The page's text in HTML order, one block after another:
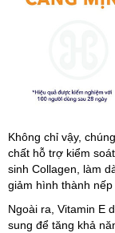
Không chỉ vậy,
chất hỗ trợ kiểm
sinh Collagen, làm
giảm hình thành nếp
Ngoài ra, Vitamin E
sung để tăng khả